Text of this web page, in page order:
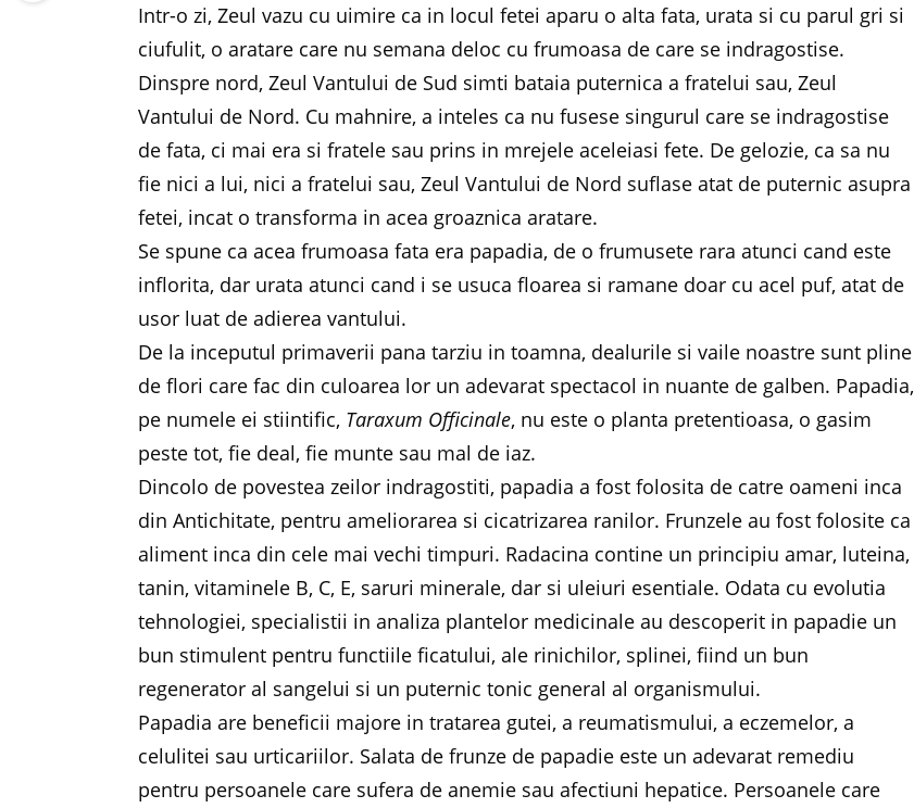
Intr-o zi, Zeul vazu cu uimire ca in locul fetei aparu o alta fata, urata si cu parul gri si
ciufulit, o aratare care nu semana deloc cu frumoasa de care se indragostise.
Dinspre nord, Zeul Vantului de Sud simti bataia puternica a fratelui sau, Zeul
Vantului de Nord. Cu mahnire, a inteles ca nu fusese singurul care se indragostise
de fata, ci mai era si fratele sau prins in mrejele aceleiasi fete. De gelozie, ca sa nu
fie nici a lui, nici a fratelui sau, Zeul Vantului de Nord suflase atat de puternic asupra
fetei, incat o transforma in acea groaznica aratare.
Se spune ca acea frumoasa fata era papadia, de o frumusete rara atunci cand este
inflorita, dar urata atunci cand i se usuca floarea si ramane doar cu acel puf, atat de
usor luat de adierea vantului.
De la inceputul primaverii pana tarziu in toamna, dealurile si vaile noastre sunt pline
de flori care fac din culoarea lor un adevarat spectacol in nuante de galben. Papadia,
pe numele ei stiintific, Taraxum Officinale, nu este o planta pretentioasa, o gasim
peste tot, fie deal, fie munte sau mal de iaz.
Dincolo de povestea zeilor indragostiti, papadia a fost folosita de catre oameni inca
din Antichitate, pentru ameliorarea si cicatrizarea ranilor. Frunzele au fost folosite ca
aliment inca din cele mai vechi timpuri. Radacina contine un principiu amar, luteina,
tanin, vitaminele B, C, E, saruri minerale, dar si uleiuri esentiale. Odata cu evolutia
tehnologiei, specialistii in analiza plantelor medicinale au descoperit in papadie un
bun stimulent pentru functiile ficatului, ale rinichilor, splinei, fiind un bun
regenerator al sangelui si un puternic tonic general al organismului.
Papadia are beneficii majore in tratarea gutei, a reumatismului, a eczemelor, a
celulitei sau urticariilor. Salata de frunze de papadie este un adevarat remediu
pentru persoanele care sufera de anemie sau afectiuni hepatice. Persoanele care